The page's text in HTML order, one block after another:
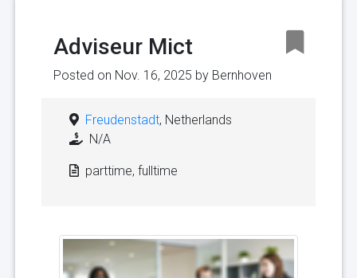
Adviseur Mict
Posted on Nov. 16, 2025 by Bernhoven
Freudenstadt, Netherlands
N/A
parttime, fulltime